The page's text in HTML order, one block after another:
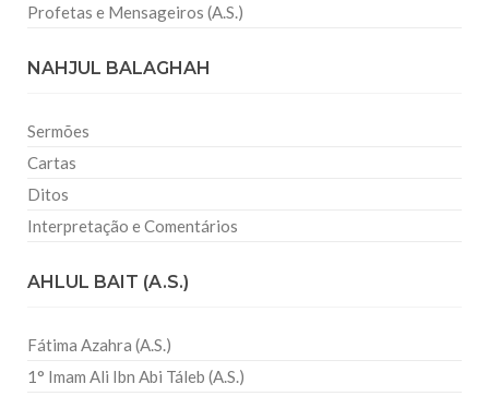
Profetas e Mensageiros (A.S.)
NAHJUL BALAGHAH
Sermões
Cartas
Ditos
Interpretação e Comentários
AHLUL BAIT (A.S.)
Fátima Azahra (A.S.)
1° Imam Ali Ibn Abi Táleb (A.S.)